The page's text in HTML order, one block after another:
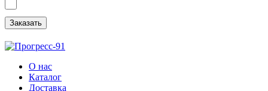
О нас
Каталог
Доставка